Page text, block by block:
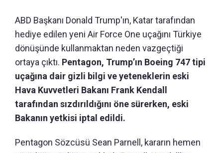
ABD Başkanı Donald Trump'ın, Katar tarafından
hediye edilen yeni Air Force One uçağını Türkiye
dönüşünde kullanmaktan neden vazgeçtiği
ortaya çıktı. Pentagon, Trump’ın Boeing 747 tipi
uçağına dair gizli bilgi ve yeteneklerin eski
Hava Kuvvetleri Bakanı Frank Kendall
tarafından sızdırıldığını öne sürerken, eski
Bakanın yetkisi iptal edildi.
Pentagon Sözcüsü Sean Parnell, kararın hemen